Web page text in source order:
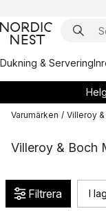
Dukning & Servering
Varumärken / Villeroy
Villeroy & Boch
Filtrera I